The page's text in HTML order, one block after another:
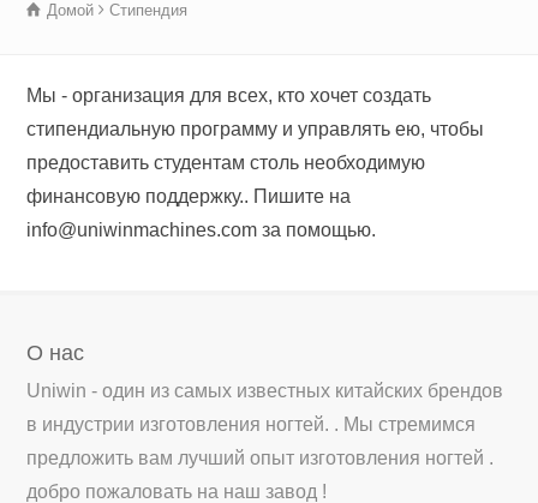
Домой Стипендия
Мы - организация для всех, кто хочет создать
стипендиальную программу и управлять ею, чтобы
предоставить студентам столь необходимую
финансовую поддержку.. Пишите на
info@uniwinmachines.com за помощью.
О нас
Uniwin - один из самых известных китайских брендов
в индустрии изготовления ногтей. . Мы стремимся
предложить вам лучший опыт изготовления ногтей .
добро пожаловать на наш завод !